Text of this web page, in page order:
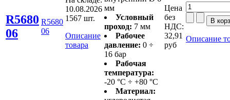
R5680
06
R5680
06
10.08.2026
1567 шт.
Описание
товара
мм
Условный
проход: 7 мм
Рабочее
давление: 0 ÷
16 бар
Рабочая
температура:
-20 °C ÷ +80 °C
Материал:
Цена
без
НДС:
32,91
руб
Описание